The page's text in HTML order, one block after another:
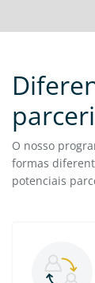
O nosso
formas
potenciais